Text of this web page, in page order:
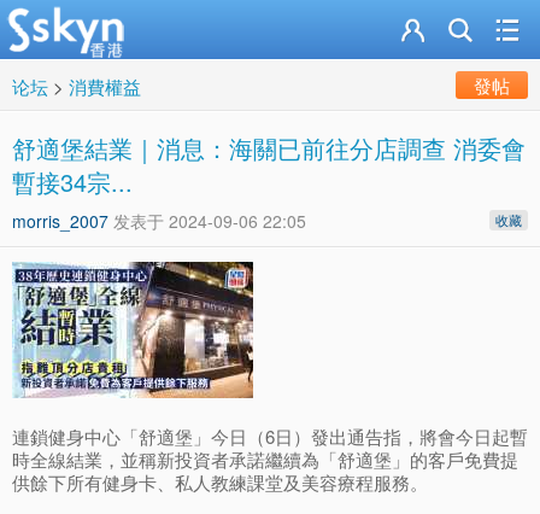
论坛 > 消費權益 發帖
舒適堡結業｜消息：海關已前往分店調查 消委會
暫接34宗...
收藏
morris_2007 发表于 2024-09-06 22:05
連鎖健身中心「舒適堡」今日（6日）發出通告指，將會今日起暫
時全線結業，並稱新投資者承諾繼續為「舒適堡」的客戶免費提
供餘下所有健身卡、私人教練課堂及美容療程服務。